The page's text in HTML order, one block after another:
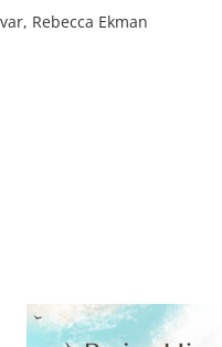
Rebecca Ekman